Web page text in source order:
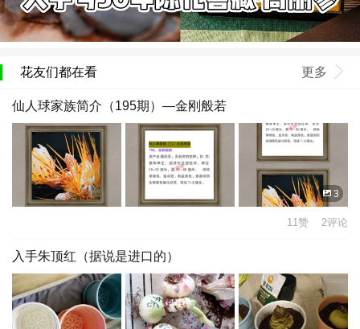
花友们都在看 更多
仙人球家族简介（195期）—金刚般若
3
11赞 2评论
入手朱顶红（据说是进口的）